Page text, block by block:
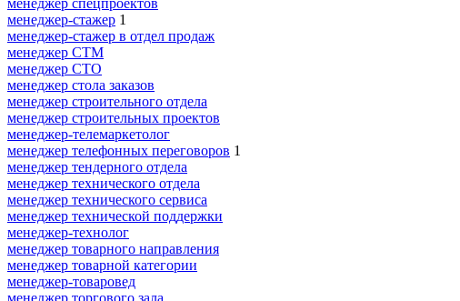
менеджер-стажер 1
менеджер-стажер в отдел продаж
менеджер СТМ
менеджер СТО
менеджер стола заказов
менеджер строительного отдела
менеджер строительных проектов
менеджер-телемаркетолог
менеджер телефонных переговоров 1
менеджер тендерного отдела
менеджер технического отдела
менеджер технического сервиса
менеджер технической поддержки
менеджер-технолог
менеджер товарного направления
менеджер товарной категории
менеджер-товаровед
менеджер торгового зала